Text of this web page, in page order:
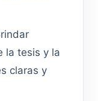
la tesis y la
claras y